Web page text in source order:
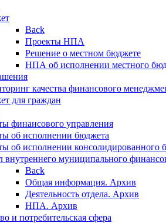
Back
Проекты НПА
Решение о местном бюджете
НПА об исполнении местного
качества финансового
для граждан
финансового управления
об исполнении бюджета
об исполнении консолидированного
внутреннего муниципального
Back
Общая информация. Архив
Деятельность отдела. Архив
НПА. Архив
и потребительская сфера